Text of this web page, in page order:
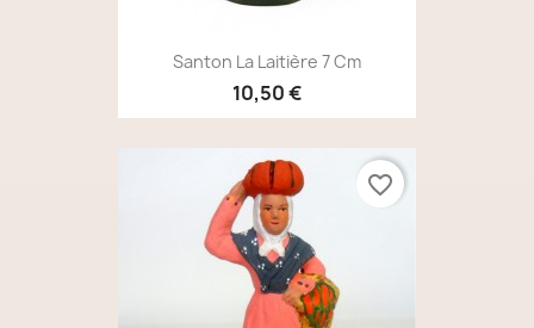
Santon La Laitière 7 Cm
10,50 €
favorite_border